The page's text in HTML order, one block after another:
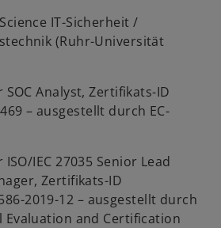
IT-Sicherheit /
(Ruhr-Universität
Analyst, Zertifikats-ID
– ausgestellt durch EC-
IEC 27035 Senior Lead
Zertifikats-ID
2019-12 – ausgestellt durch
Evaluation and Certification